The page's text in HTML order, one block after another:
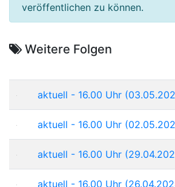
veröffentlichen zu können.
Weitere Folgen
aktuell - 16.00 Uhr
aktuell - 16.00 Uhr
aktuell - 16.00 Uhr
aktuell - 16.00 Uhr